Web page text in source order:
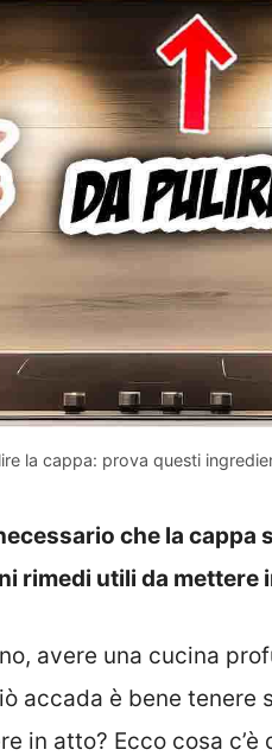
la cappa: prova questi
che la cappa
rimedi utili da mettere
avere una cucina
accada è bene tenere
in atto? Ecco cosa c’è